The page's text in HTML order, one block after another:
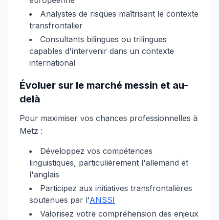
Analystes de risques maîtrisant le contexte
transfrontalier
Consultants bilingues ou trilingues
capables d'intervenir dans un contexte
international
Évoluer sur le marché messin et au-
delà
Pour maximiser vos chances professionnelles à
Metz :
Développez vos compétences
linguistiques, particulièrement l'allemand et
l'anglais
Participez aux initiatives transfrontalières
soutenues par l'ANSSI
Valorisez votre compréhension des enjeux